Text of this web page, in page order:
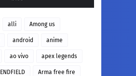
alli Among us
android anime
ao vivo apex legends
Arma free fire